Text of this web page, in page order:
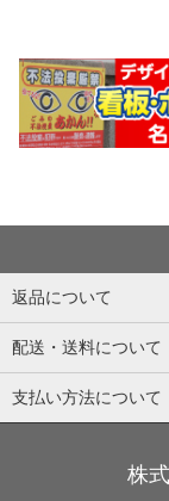
返品について
配送・送料について
支払い方法について
株